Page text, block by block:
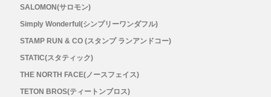
SALOMON(サロモン)
Simply Wonderful(シンプリーワンダフル)
STAMP RUN & CO (スタンプ ランアンドコー)
STATIC(スタティック)
THE NORTH FACE(ノースフェイス)
TETON BROS(ティートンブロス)